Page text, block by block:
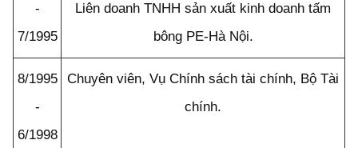
-
7/1995
Liên doanh TNHH sản xuất kinh doanh tấm
bông PE-Hà Nội.
8/1995
-
6/1998
Chuyên viên, Vụ Chính sách tài chính, Bộ Tài
chính.